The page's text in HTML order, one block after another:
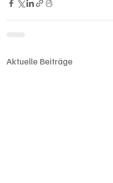
Aktuelle Beiträge